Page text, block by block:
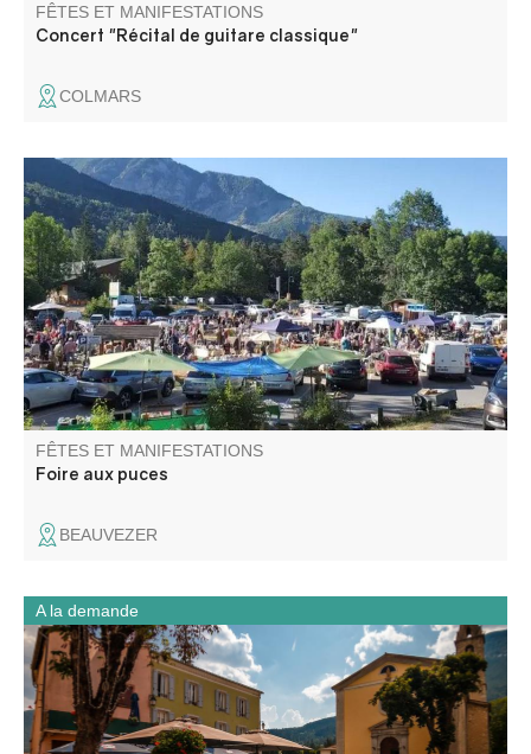
FÊTES ET MANIFESTATIONS
Concert "Récital de guitare classique"
COLMARS
Foire aux puces, buvette et repas sur place organisé par
le comité des fêtes de Beauvezer.
FÊTES ET MANIFESTATIONS
Foire aux puces
BEAUVEZER
À travers le centre ancien, les canaux et les anciens sites
industriels, cette visite guidée retrace l’évolution de Saint-
André-les-Alpes, village-carrefour façonné par l’eau, les
échanges et les activités humaines, du Moyen Âge à
l’époque contemporaine.
A la demande